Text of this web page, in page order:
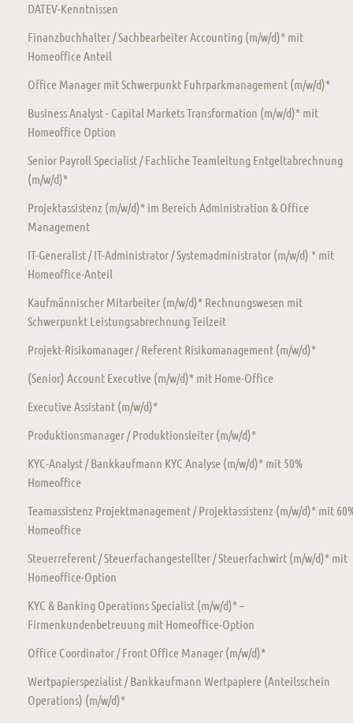
DATEV-Kenntnissen
Finanzbuchhalter / Sachbearbeiter Accounting (m/w/d)* mit
Homeoffice Anteil
Office Manager mit Schwerpunkt Fuhrparkmanagement (m/w/d)*
Business Analyst - Capital Markets Transformation (m/w/d)* mit
Homeoffice Option
Senior Payroll Specialist / Fachliche Teamleitung Entgeltabrechnung
(m/w/d)*
Projektassistenz (m/w/d)* im Bereich Administration & Office
Management
IT-Generalist / IT-Administrator / Systemadministrator (m/w/d) * mit
Homeoffice-Anteil
Kaufmännischer Mitarbeiter (m/w/d)* Rechnungswesen mit
Schwerpunkt Leistungsabrechnung Teilzeit
Projekt-Risikomanager / Referent Risikomanagement (m/w/d)*
(Senior) Account Executive (m/w/d)* mit Home-Office
Executive Assistant (m/w/d)*
Produktionsmanager / Produktionsleiter (m/w/d)*
KYC-Analyst / Bankkaufmann KYC Analyse (m/w/d)* mit 50%
Homeoffice
Teamassistenz Projektmanagement / Projektassistenz (m/w/d)* mit
Homeoffice
Steuerreferent / Steuerfachangestellter / Steuerfachwirt (m/w/d)* mit
Homeoffice-Option
KYC & Banking Operations Specialist (m/w/d)* –
Firmenkundenbetreuung mit Homeoffice-Option
Office Coordinator / Front Office Manager (m/w/d)*
Wertpapierspezialist / Bankkaufmann Wertpapiere (Anteilsschein
Operations) (m/w/d)*